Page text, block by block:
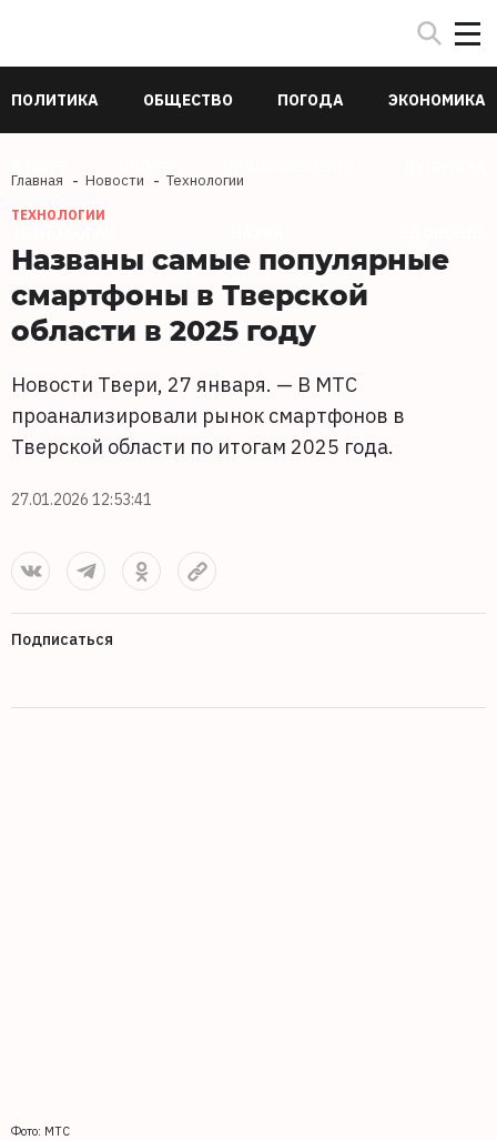
ПОЛИТИКА ОБЩЕСТВО ПОГОДА ЭКОНОМИКА
Главная Новости Технологии
ТЕХНОЛОГИИ
Названы самые популярные
смартфоны в Тверской
области в 2025 году
Новости Твери, 27 января. — В МТС
проанализировали рынок смартфонов в
Тверской области по итогам 2025 года.
27.01.2026 12:53:41
Подписаться
Фото: МТС